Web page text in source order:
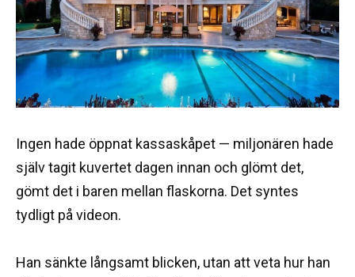
Ingen hade öppnat kassaskåpet — miljonären hade
själv tagit kuvertet dagen innan och glömt det,
gömt det i baren mellan flaskorna. Det syntes
tydligt på videon.
Han sänkte långsamt blicken, utan att veta hur han